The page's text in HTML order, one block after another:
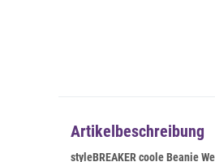
Artikelbeschreibung
styleBREAKER coole Beanie